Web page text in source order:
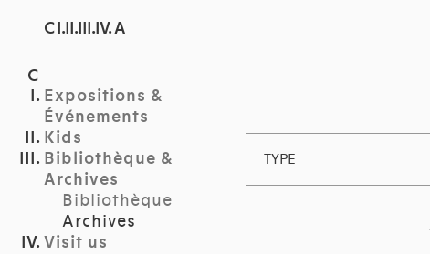
C I.II.III.IV. A
Expositions &
Événements
Kids
Bibliothèque &
Archives
Bibliothèque
Archives
Visit us
TYPE